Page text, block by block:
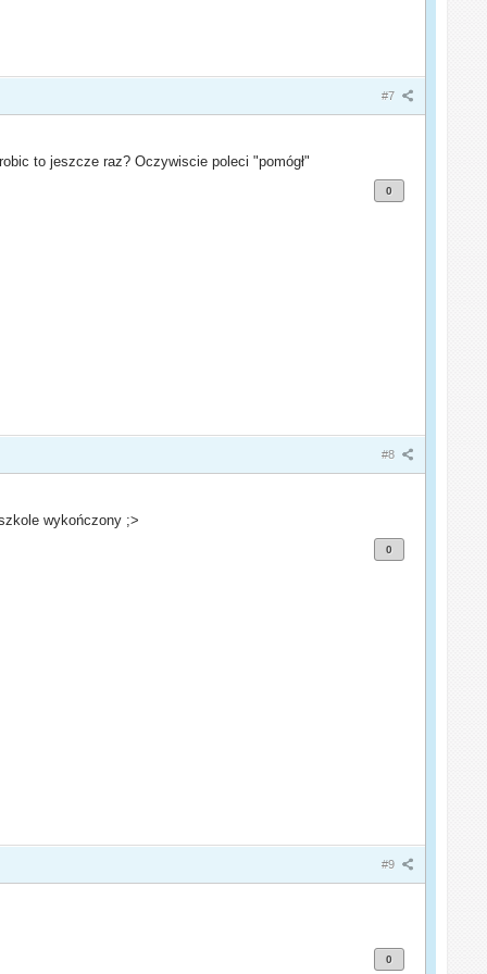
#7
to jeszcze raz? Oczywiscie poleci "pomógł"
0
#8
wykończony ;>
0
#9
0